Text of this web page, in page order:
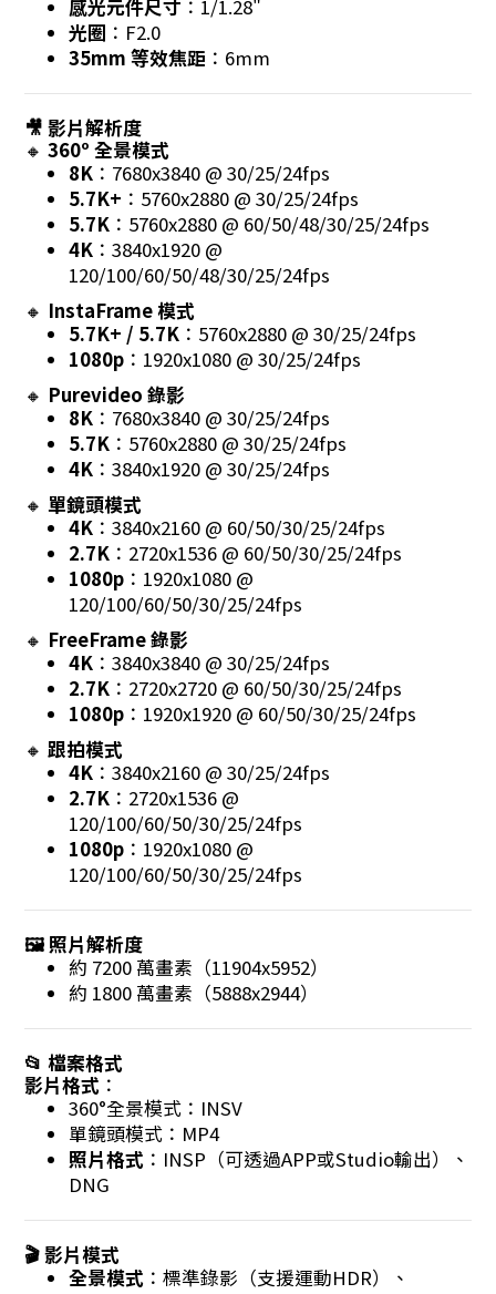
感光元件尺寸 ：1/1.28"
光圈 ：F2.0
35mm 等效焦距 ：6mm
🎥 影片解析度
🔸 360º 全景模式
8K ：7680x3840 @ 30/25/24fps
5.7K+ ：5760x2880 @ 30/25/24fps
5.7K ：5760x2880 @ 60/50/48/30/25/24fps
4K ：3840x1920 @
120/100/60/50/48/30/25/24fps
🔸 InstaFrame 模式
5.7K+ / 5.7K ：5760x2880 @ 30/25/24fps
1080p ：1920x1080 @ 30/25/24fps
🔸 Purevideo 錄影
8K ：7680x3840 @ 30/25/24fps
5.7K ：5760x2880 @ 30/25/24fps
4K ：3840x1920 @ 30/25/24fps
🔸 單鏡頭模式
4K ：3840x2160 @ 60/50/30/25/24fps
2.7K ：2720x1536 @ 60/50/30/25/24fps
1080p ：1920x1080 @
120/100/60/50/30/25/24fps
🔸 FreeFrame 錄影
4K ：3840x3840 @ 30/25/24fps
2.7K ：2720x2720 @ 60/50/30/25/24fps
1080p ：1920x1920 @ 60/50/30/25/24fps
🔸 跟拍模式
4K ：3840x2160 @ 30/25/24fps
2.7K ：2720x1536 @
120/100/60/50/30/25/24fps
1080p ：1920x1080 @
120/100/60/50/30/25/24fps
🖼 照片解析度
約 7200 萬畫素（11904x5952）
約 1800 萬畫素（5888x2944）
📂 檔案格式
影片格式 ：
360°全景模式：INSV
單鏡頭模式：MP4
照片格式 ：INSP（可透過APP或Studio輸出）、
DNG
🎬 影片模式
全景模式 ：標準錄影（支援運動HDR）、